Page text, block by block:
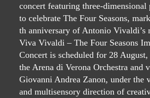
concert featuring three-dimensional
to celebrate The Four Seasons,
th anniversary of Antonio Vivaldi’s
Viva Vivaldi – The Four Seasons
Concert is scheduled for 28
the Arena di Verona Orchestra and
Giovanni Andrea Zanon, under the
and multisensory direction of